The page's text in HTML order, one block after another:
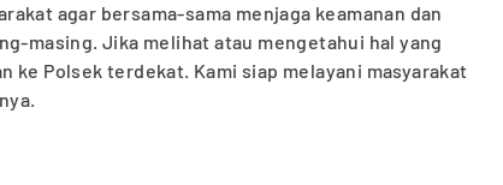
agar bersama-sama menjaga keamanan dan
masing. Jika melihat atau mengetahui hal yang
ke Polsek terdekat. Kami siap melayani masyarakat